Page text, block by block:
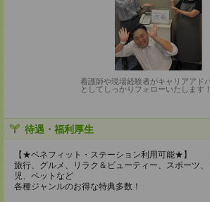
看護師や現場経験者がキャリアアド
としてしっかりフォローいたします！
待遇・福利厚生
【★ベネフィット・ステーション利用可能★】
旅行、グルメ、リラク＆ビューティー、スポーツ
児、ペットなど
各種ジャンルのお得な特典多数！